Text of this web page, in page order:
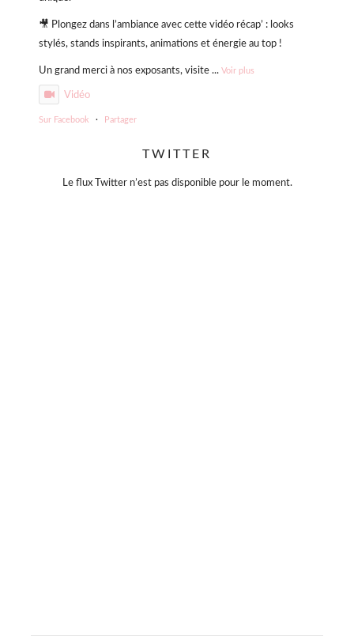
🎥 Plongez dans l’ambiance avec cette vidéo récap’ : looks
stylés, stands inspirants, animations et énergie au top !
Un grand merci à nos exposants, visite ... Voir plus
Vidéo
Sur Facebook · Partager
4 mois il y a
TWITTER
Le flux Twitter n’est pas disponible pour le moment.